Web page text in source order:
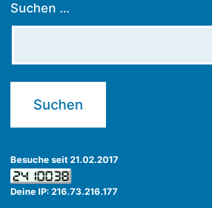
Suchen …
Besuche seit 21.02.2017
Deine IP: 216.73.216.177